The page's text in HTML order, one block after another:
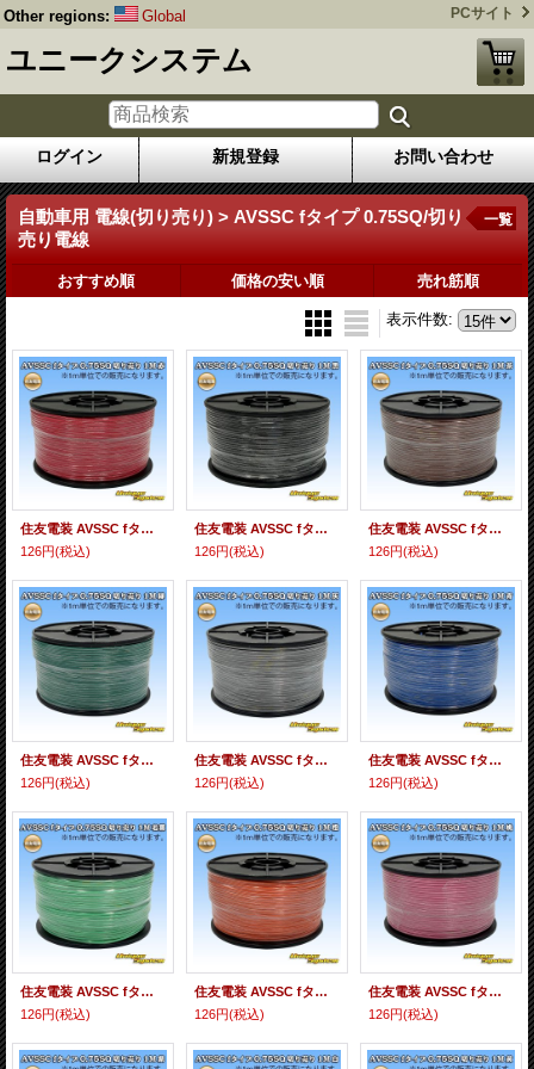
Other regions: Global PCサイト
ユニークシステム
ログイン 新規登録 お問い合わせ
自動車用 電線(切り売り) > AVSSC fタイプ 0.75SQ/切り
売り電線
一覧
おすすめ順 価格の安い順 売れ筋順
表示件数:
住友電装 AVSSC fタイプ 0.75SQ 切り売り 1M 赤
126円(税込)
住友電装 AVSSC fタイプ 0.75SQ 切り売り 1M 黒
126円(税込)
住友電装 AVSSC fタイプ 0.75SQ 切り売り 1M 茶
126円(税込)
住友電装 AVSSC fタイプ 0.75SQ 切り売り 1M 緑
126円(税込)
住友電装 AVSSC fタイプ 0.75SQ 切り売り 1M 灰
126円(税込)
住友電装 AVSSC fタイプ 0.75SQ 切り売り 1M 青
126円(税込)
住友電装 AVSSC fタイプ 0.75SQ 切り売り 1M 若葉
126円(税込)
住友電装 AVSSC fタイプ 0.75SQ 切り売り 1M 橙
126円(税込)
住友電装 AVSSC fタイプ 0.75SQ 切り売り 1M 桃
126円(税込)